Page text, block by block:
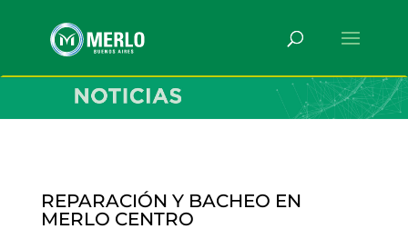
REPARACIÓN Y BACHEO EN
MERLO CENTRO